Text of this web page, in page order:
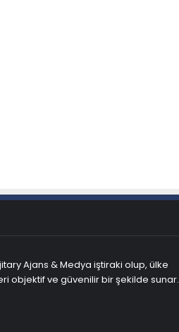
Ajans & Medya iştiraki olup, ülke
objektif ve güvenilir bir şekilde sunar.